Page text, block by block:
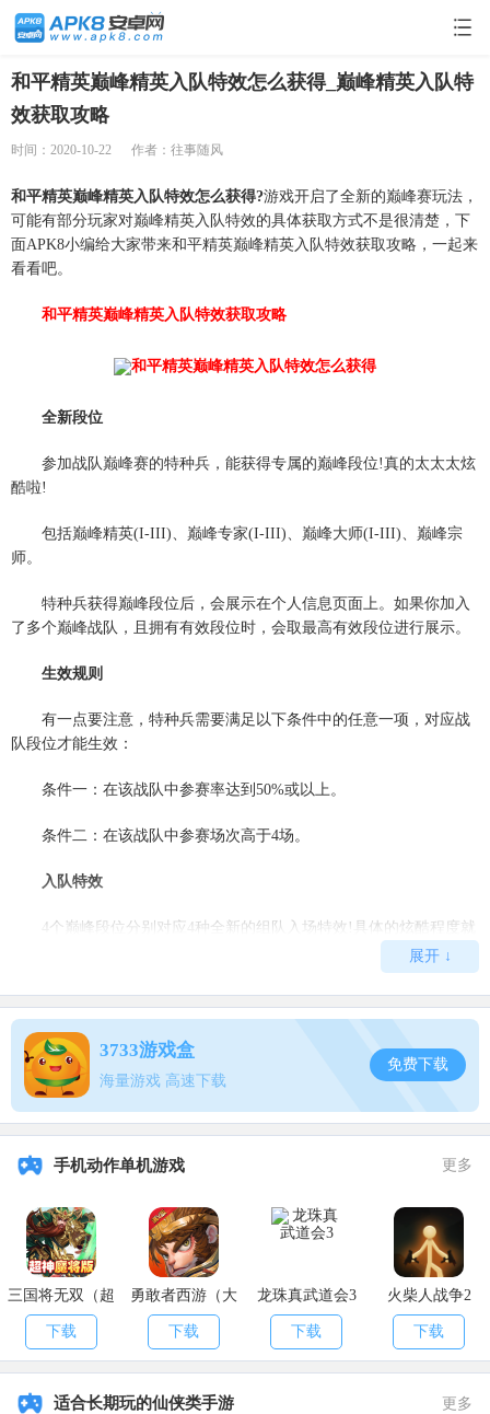
和平精英巅峰精英入队特效怎么获得_巅峰精英入队特
效获取攻略
时间：2020-10-22 作者：往事随风
和平精英巅峰精英入队特效怎么获得?游戏开启了全新的巅峰赛玩法，
可能有部分玩家对巅峰精英入队特效的具体获取方式不是很清楚，下
面APK8小编给大家带来和平精英巅峰精英入队特效获取攻略，一起来
看看吧。
和平精英巅峰精英入队特效获取攻略
全新段位
参加战队巅峰赛的特种兵，能获得专属的巅峰段位!真的太太太炫
酷啦!
包括巅峰精英(I-III)、巅峰专家(I-III)、巅峰大师(I-III)、巅峰宗
师。
特种兵获得巅峰段位后，会展示在个人信息页面上。如果你加入
了多个巅峰战队，且拥有有效段位时，会取最高有效段位进行展示。
生效规则
有一点要注意，特种兵需要满足以下条件中的任意一项，对应战
队段位才能生效：
条件一：在该战队中参赛率达到50%或以上。
条件二：在该战队中参赛场次高于4场。
入队特效
4个巅峰段位分别对应4种全新的组队入场特效!具体的炫酷程度就
除此之外，特种兵还可以在个人资料页面装备个人称号，发一个
表情都变得巨有牌面。
同时，特种兵还可以用巅峰段位替代经典段位，在好友、排行榜
等各个界面展示。如果用巅峰段位代替了经典段位，则入场特效也会
被替换哦!
以上就是小编给大家带来的
和平精英巅峰精英入队特效获取攻
展开 ↓
3733游戏盒
海量游戏 高速下载
免费下载
手机动作单机游戏 更多
三国将无双（超
神魔将版）
下载
勇敢者西游（大
乱斗）
下载
龙珠真武道会3
下载
火柴人战争2
下载
适合长期玩的仙侠类手游 更多